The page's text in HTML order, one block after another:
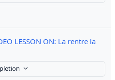
LESSON ON: La rentre la